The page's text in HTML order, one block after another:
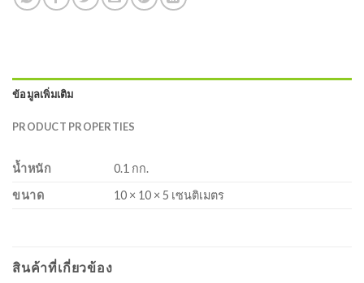
ข้อมูลเพิ่มเติม
PRODUCT PROPERTIES
น้ำหนัก
0.1 กก.
ขนาด
10 × 10 × 5 เซนติเมตร
สินค้าที่เกี่ยวข้อง